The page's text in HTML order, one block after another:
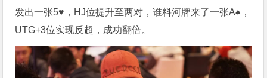
发出一张5♥，HJ位提升至两对，谁料河牌来了一张A♠，
UTG+3位实现反超，成功翻倍。